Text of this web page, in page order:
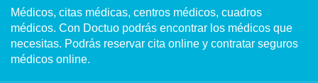
Médicos, citas médicas, centros médicos, cuadros
médicos. Con Doctuo podrás encontrar los médicos que
necesitas. Podrás reservar cita online y contratar seguros
médicos online.